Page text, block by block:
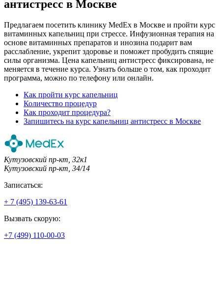
антистресс в Москве
Предлагаем посетить клинику MedEx в Москве и пройти курс
витаминных капельниц при стрессе. Инфузионная терапия на
основе витаминных препаратов и инозина подарит вам
расслабление, укрепит здоровье и поможет пробудить спящие
силы организма. Цена капельниц антистресс фиксирована, не
меняется в течение курса. Узнать больше о том, как проходит
программа, можно по телефону или онлайн.
Как пройти курс капельниц
Количество процедур
Как проходит процедура?
Запишитесь на курс капельниц антистресс в Москве
Кутузовский пр-кт, 32к1
Кутузовский пр-кт, 34/14
Записаться:
+ 7 (495) 139-63-61
Вызвать скорую:
+7 (499) 110-00-03